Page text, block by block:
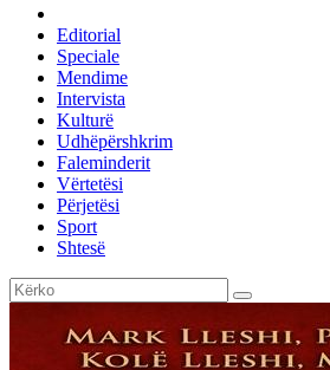
Editorial
Speciale
Mendime
Intervista
Kulturë
Udhëpërshkrim
Faleminderit
Vërtetësi
Përjetësi
Sport
Shtesë